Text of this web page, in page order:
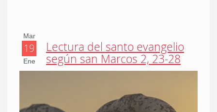
Mar
19
Ene
Lectura del santo evangelio
según san Marcos 2, 23-28